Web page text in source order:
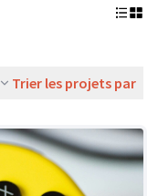
Trier les projets par